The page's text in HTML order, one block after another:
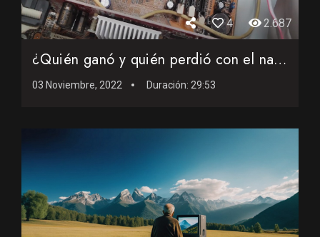
4 2.687
¿Quién ganó y quién perdió con el nacimiento del PC Com...
03 Noviembre, 2022 Duración: 29:53